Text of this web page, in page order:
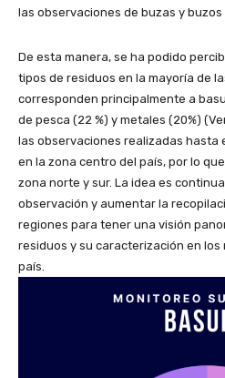
las observaciones de buzas y buzos
De esta manera, se ha podido
tipos de residuos en la mayoría de
corresponden principalmente a
de pesca (22 %) y metales (20%)
las observaciones realizadas hasta
en la zona centro del país, por lo
zona norte y sur. La idea es
observación y aumentar la
regiones para tener una visión
residuos y su caracterización en los